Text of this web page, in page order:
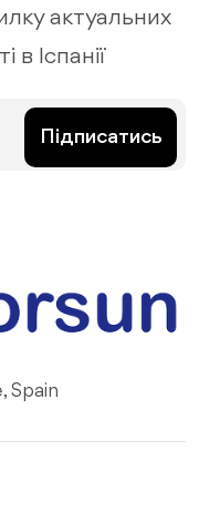
актуальних
в Іспанії
Підписатись
Spain